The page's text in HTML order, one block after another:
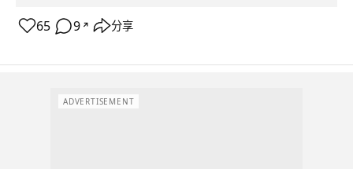
65 9 ↗ 分享
ADVERTISEMENT